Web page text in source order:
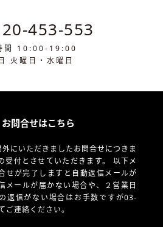
453-553
間 10:00-19:00
火曜日・水曜日
お問合せはこちら
にいただきましたお問合せにつきま
受付とさせていただきます。 以下メ
せが完了しますと自動返信メールが
メールが届かない場合や、
２営業日
返信がない場合はお手数ですが03-
連絡ください。